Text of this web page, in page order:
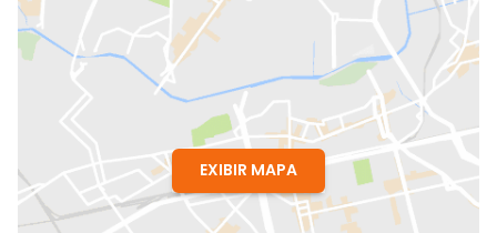
EXIBIR MAPA